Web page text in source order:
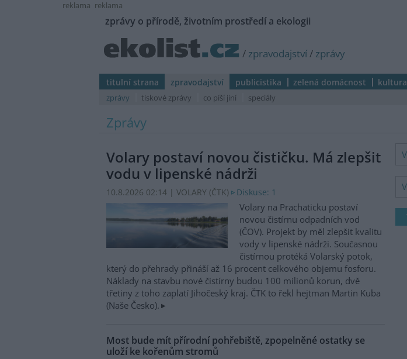
reklama reklama
zprávy o přírodě, životním prostředí a ekologii
/ zpravodajství/ zprávy
titulní strana zpravodajství publicistika zelená domácnost kultura
zprávy tiskové zprávy co píší jiní speciály
Zprávy
Volary postaví novou čističku. Má zlepšit
vodu v lipenské nádrži
10.8.2026 02:14 | VOLARY (ČTK) Diskuse: 1
Volary na Prachaticku postaví
novou čistírnu odpadních vod
(ČOV). Projekt by měl zlepšit kvalitu
vody v lipenské nádrži. Současnou
čistírnou protéká Volarský potok,
který do přehrady přináší až 16 procent celkového objemu fosforu.
Náklady na stavbu nové čistírny budou 100 milionů korun, dvě
třetiny z toho zaplatí Jihočeský kraj. ČTK to řekl hejtman Martin Kuba
(Naše Česko).
Most bude mít přírodní pohřebiště, zpopelněné ostatky se
uloží ke kořenům stromů